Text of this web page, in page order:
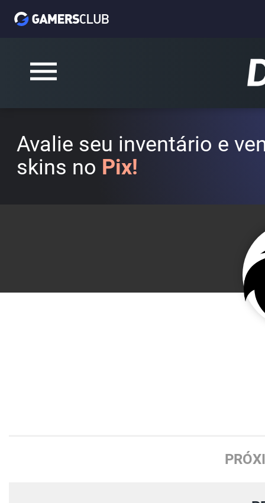
Avalie seu inventário e
skins no Pix!